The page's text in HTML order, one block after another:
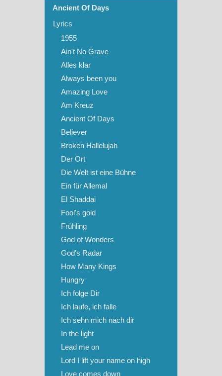
Ancient Of Days
Lyrics
1955
Ain't No Grave
Alles klar
Always been you
Amazing Love
Am Kreuz
Ancient Of Days
Believer
Broken Hallelujah
Der Ort
Die Welt ist eine Bühne
Ein für Allemal
El Shaddai
Fool's gold
Frühling
God of Wonders
God's Radar
How Many Kings
Hungry
Ich folge Dir
Ich laufe, ich falle
Ich sehn mich nach dir
In the light
Lead me on
Lord I lift your name on high
Love comes down